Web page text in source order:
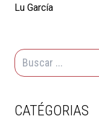
Lu García
CATÉGORIAS